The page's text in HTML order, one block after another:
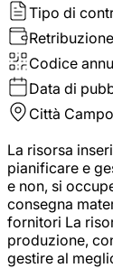
Tipo di
Codice
Data di
Città
La risorsa
pianificare e
e non, si
consegna
fornitori La
produzione,
gestire al